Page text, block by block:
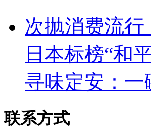
次抛消费流
日本标榜“和
寻味定安：一
联系方式